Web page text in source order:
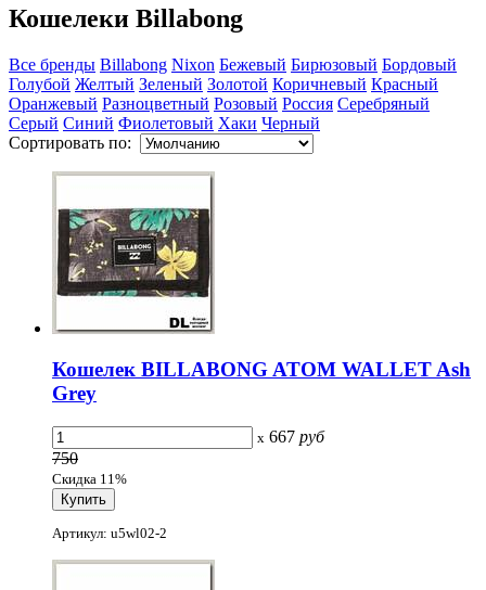
Кошелеки Billabong
Все бренды Billabong Nixon Бежевый Бирюзовый Бордовый
Голубой Желтый Зеленый Золотой Коричневый Красный
Оранжевый Разноцветный Розовый Россия Серебряный
Серый Синий Фиолетовый Хаки Черный
Сортировать по:
Кошелек BILLABONG ATOM WALLET Ash
Grey
x 667 руб
750
Скидка 11%
Артикул: u5wl02-2